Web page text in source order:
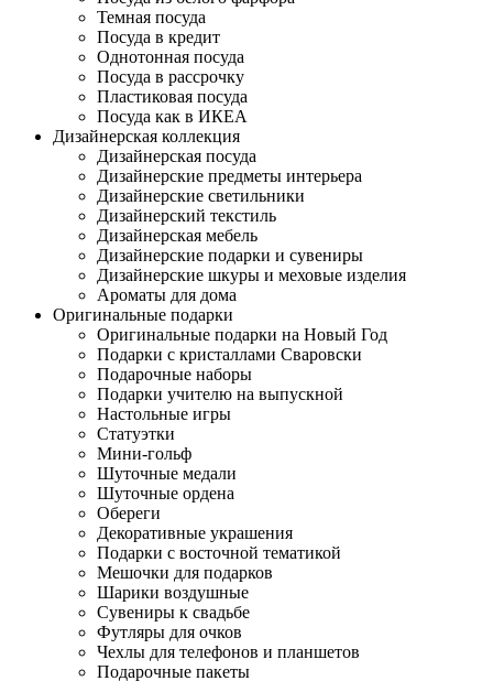
Темная посуда
Посуда в кредит
Однотонная посуда
Посуда в рассрочку
Пластиковая посуда
Посуда как в ИКЕА
Дизайнерская коллекция
Дизайнерская посуда
Дизайнерские предметы интерьера
Дизайнерские светильники
Дизайнерский текстиль
Дизайнерская мебель
Дизайнерские подарки и сувениры
Дизайнерские шкуры и меховые изделия
Ароматы для дома
Оригинальные подарки
Оригинальные подарки на Новый Год
Подарки с кристаллами Сваровски
Подарочные наборы
Подарки учителю на выпускной
Настольные игры
Статуэтки
Мини-гольф
Шуточные медали
Шуточные ордена
Обереги
Декоративные украшения
Подарки с восточной тематикой
Мешочки для подарков
Шарики воздушные
Сувениры к свадьбе
Футляры для очков
Чехлы для телефонов и планшетов
Подарочные пакеты